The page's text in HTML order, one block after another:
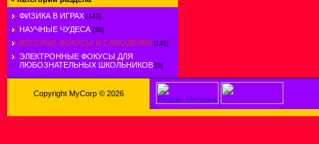
ФИЗИКА В ИГРАХ [143]
НАУЧНЫЕ ЧУДЕСА [56]
ВЕСЕЛЫЕ ФОКУСЫ И САМОДЕЛКИ [145]
ЭЛЕКТРОННЫЕ ФОКУСЫ ДЛЯ
ЛЮБОЗНАТЕЛЬНЫХ ШКОЛЬНИКОВ [5]
Copyright MyCorp © 2026